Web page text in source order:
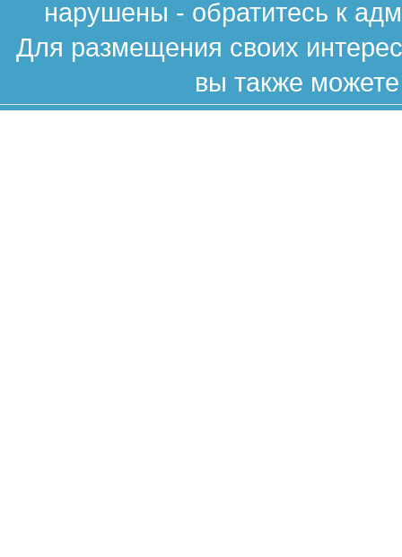
нарушены - обратитесь к
Для размещения своих
вы также